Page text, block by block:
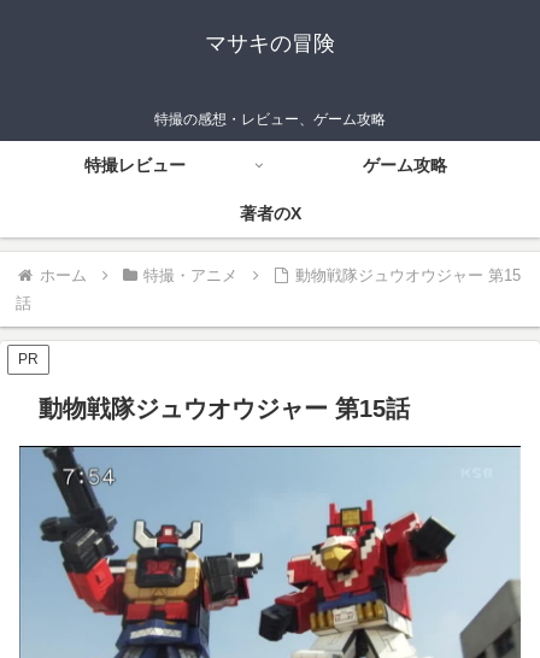
マサキの冒険
特撮の感想・レビュー、ゲーム攻略
特撮レビュー ゲーム攻略
著者のX
ホーム 特撮・アニメ
動物戦隊ジュウオウジャー 第15
話
PR
動物戦隊ジュウオウジャー 第15話